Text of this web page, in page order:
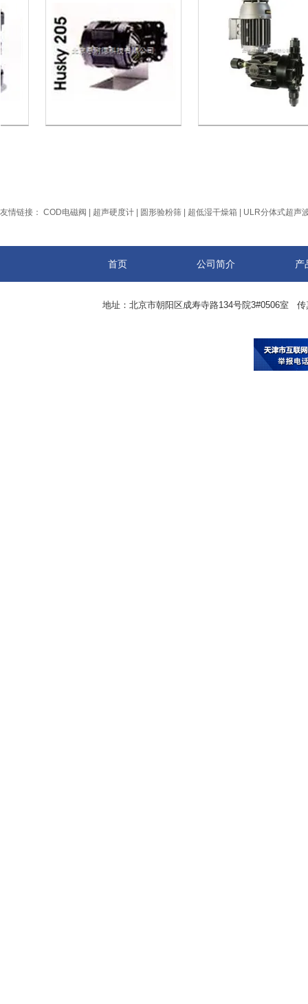
友情链接： COD电磁阀 超声硬度计 圆形验粉筛 超低湿干燥箱 ULR分体式超声
首页 公司简介 产
地址：北京市朝阳区成寿寺路134号院3#0506室